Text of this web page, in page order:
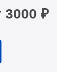
3000 ₽